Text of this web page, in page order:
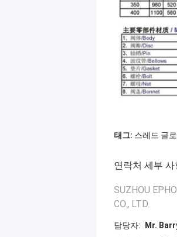
태그: 스레드 글
연락처 세부 사
SUZHOU
CO., LTD.
담당자:
Mr.